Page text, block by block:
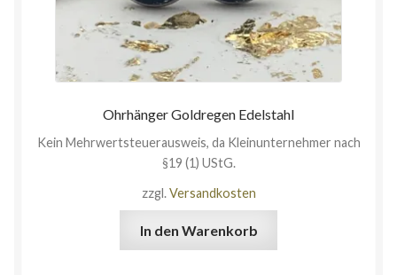
Ohrhänger Goldregen Edelstahl
Kein Mehrwertsteuerausweis, da Kleinunternehmer nach
§19 (1) UStG.
zzgl.Versandkosten
In den Warenkorb